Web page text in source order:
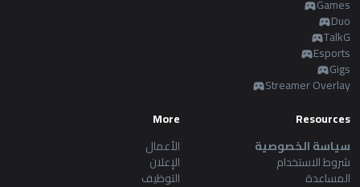
Games
Duo
TalkG
Esports
Gigs
Streamer Overlay
Resources
سياسة الخصوصية
شروط الاستخدام
المساعدة
More
الأعمال
الإعلان
التوظيف